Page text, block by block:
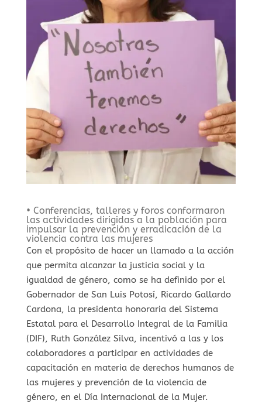
• Conferencias, talleres y foros conformaron
las actividades dirigidas a la población para
impulsar la prevención y erradicación de la
violencia contra las mujeres
Con el propósito de hacer un llamado a la acción
que permita alcanzar la justicia social y la
igualdad de género, como se ha definido por el
Gobernador de San Luis Potosí, Ricardo Gallardo
Cardona, la presidenta honoraria del Sistema
Estatal para el Desarrollo Integral de la Familia
(DIF), Ruth González Silva, incentivó a las y los
colaboradores a participar en actividades de
capacitación en materia de derechos humanos de
las mujeres y prevención de la violencia de
género, en el Día Internacional de la Mujer.